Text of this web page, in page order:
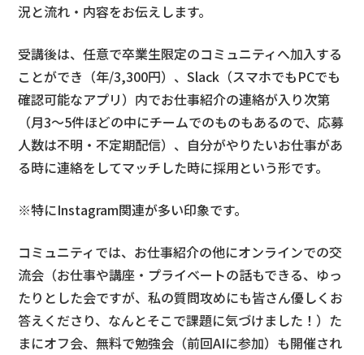
況と流れ・内容をお伝えします。
受講後は、任意で卒業生限定のコミュニティへ加入する
ことができ（年/3,300円）、Slack（スマホでもPCでも
確認可能なアプリ）内でお仕事紹介の連絡が入り次第
（月3〜5件ほどの中にチームでのものもあるので、応募
人数は不明・不定期配信）、自分がやりたいお仕事があ
る時に連絡をしてマッチした時に採用という形です。
※特にInstagram関連が多い印象です。
コミュニティでは、お仕事紹介の他にオンラインでの交
流会（お仕事や講座・プライベートの話もできる、ゆっ
たりとした会ですが、私の質問攻めにも皆さん優しくお
答えくださり、なんとそこで課題に気づけました！）た
まにオフ会、無料で勉強会（前回AIに参加）も開催され